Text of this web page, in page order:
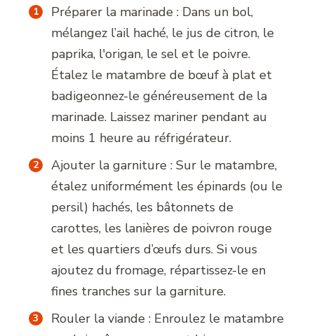
Préparer la marinade : Dans un bol,
mélangez l’ail haché, le jus de citron, le
paprika, l'origan, le sel et le poivre.
Étalez le matambre de bœuf à plat et
badigeonnez-le généreusement de la
marinade. Laissez mariner pendant au
moins 1 heure au réfrigérateur.
Ajouter la garniture : Sur le matambre,
étalez uniformément les épinards (ou le
persil) hachés, les bâtonnets de
carottes, les lanières de poivron rouge
et les quartiers d’œufs durs. Si vous
ajoutez du fromage, répartissez-le en
fines tranches sur la garniture.
Rouler la viande : Enroulez le matambre